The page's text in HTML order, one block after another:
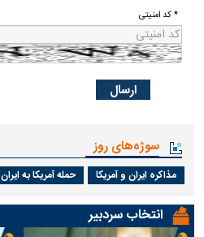
* کد امنیتی
سوژه‌های روز
مذاکره ایران و آمریکا حمله آمریکا به ایران
انتخاب سردبیر